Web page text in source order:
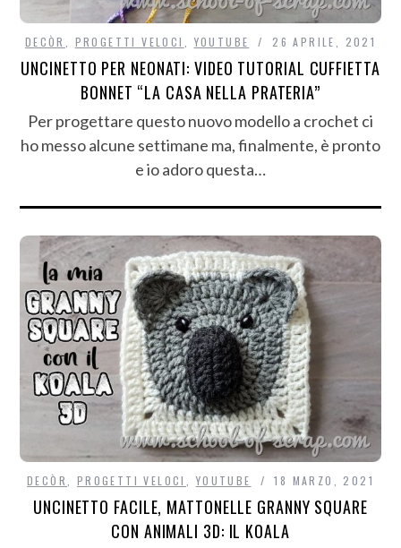
DECÒR PROGETTI VELOCI YOUTUBE 26 APRILE, 2021
UNCINETTO PER NEONATI: VIDEO TUTORIAL CUFFIETTA
BONNET “LA CASA NELLA PRATERIA”
Per progettare questo nuovo modello a crochet ci
ho messo alcune settimane ma, finalmente, è pronto
e io adoro questa…
DECÒR PROGETTI VELOCI YOUTUBE 18 MARZO, 2021
UNCINETTO FACILE, MATTONELLE GRANNY SQUARE
CON ANIMALI 3D: IL KOALA